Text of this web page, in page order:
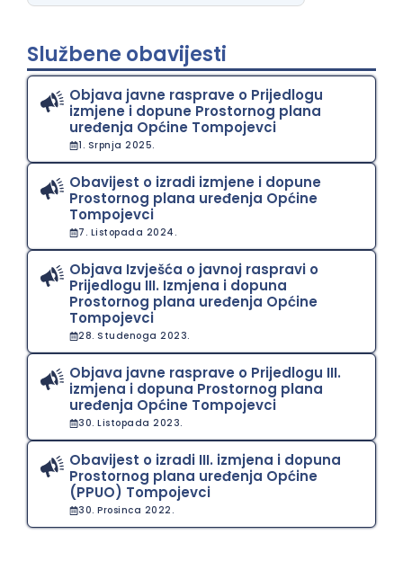
Službene obavijesti
Objava javne rasprave o Prijedlogu
izmjene i dopune Prostornog plana
uređenja Općine Tompojevci
1. Srpnja 2025.
Obavijest o izradi izmjene i dopune
Prostornog plana uređenja Općine
Tompojevci
7. Listopada 2024.
Objava Izvješća o javnoj raspravi o
Prijedlogu III. Izmjena i dopuna
Prostornog plana uređenja Općine
Tompojevci
28. Studenoga 2023.
Objava javne rasprave o Prijedlogu III.
izmjena i dopuna Prostornog plana
uređenja Općine Tompojevci
30. Listopada 2023.
Obavijest o izradi III. izmjena i dopuna
Prostornog plana uređenja Općine
(PPUO) Tompojevci
30. Prosinca 2022.